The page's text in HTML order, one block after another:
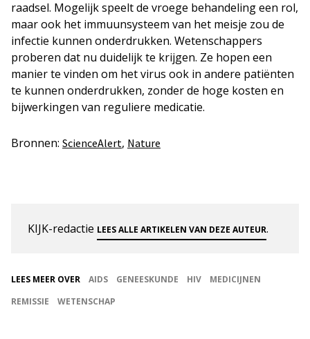
raadsel. Mogelijk speelt de vroege behandeling een rol,
maar ook het immuunsysteem van het meisje zou de
infectie kunnen onderdrukken. Wetenschappers
proberen dat nu duidelijk te krijgen. Ze hopen een
manier te vinden om het virus ook in andere patiënten
te kunnen onderdrukken, zonder de hoge kosten en
bijwerkingen van reguliere medicatie.
Bronnen: ScienceAlert, Nature
KIJK-redactie LEES ALLE ARTIKELEN VAN DEZE AUTEUR.
LEES MEER OVER AIDS GENEESKUNDE HIV
MEDICIJNEN
REMISSIE
WETENSCHAP